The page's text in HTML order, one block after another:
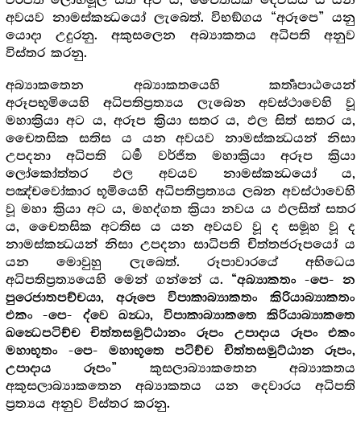
අවයව නාමස්කන්‍ධයෝ ලැබෙත්. විභඞ්ගය “අරූපෙ” යනු
යොදා උදුරනු. අකුසලෙන අබ්‍යාකතය අධිපති අනුව
විස්තර කරනු.
අබ්‍යාකතෙන අබ්‍යාකතයෙහි කර්‍තෘපාඨයෙන්
අරූපභූමියෙහි අධිපතිප්‍රත්‍යය ලැබෙන අවස්ථාවෙහි වූ
මහාක්‍රියා අට ය, අරූප ක්‍රියා සතර ය, ඵල සිත් සතර ය,
චෛතසික සතිස ය යන අවයව නාමස්කන්‍ධයන් නිසා
උපදනා අධිපති ධර්‍ම වර්ජිත මහාක්‍රියා අරූප ක්‍රියා
ලෝකෝත්තර ඵල අවයව නාමස්කන්‍ධයෝ ය,
පඤ්චවෝකාර භූමියෙහි අධිපතිප්‍රත්‍යය ලබන අවස්ථාවෙහි
වූ මහා ක්‍රියා අට ය, මහද්ගත ක්‍රියා නවය ය ඵලසිත් සතර
ය, චෛතසික අටතිස ය යන අවයව වූ ද සමූහ වූ ද
නාමස්කන්‍ධයන් නිසා උපදනා සාධිපති චිත්තජරූපයෝ ය
යන මොවුහු ලැබෙත්. රූපාවාරයේ අභිධෙය
අධිපතිප්‍රත්‍යයෙහි මෙන් ගන්නේ ය. “අබ්‍යාකතං -පෙ- න
පුරෙජාතපච්චයා, අරූපෙ විපාකාබ්‍යාකතං කිරියාබ්‍යාකතං
එකං -පෙ- ද්වෙ ඛන්‍ධා, විපාකාබ්‍යාකතෙ කිරියාබ්‍යාකතෙ
ඛන්‍ධෙපටිච්ච චිත්තසමුට්ඨානං රූපං උපාදාය රූපං එකං
මහාභූතං -පෙ- මහාභූතෙ පටිච්ච චිත්තසමුට්ඨාන රූපං,
උපාදාය රූපං” කුසලාබ්‍යාකතෙන අබ්‍යාකතය
අකුසලාබ්‍යාකතෙන අබ්‍යාකතය යන දෙවාරය අධිපති
ප්‍රත්‍යය අනුව විස්තර කරනු.